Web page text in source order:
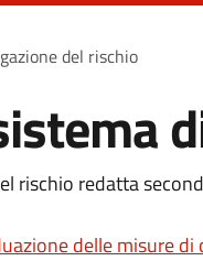
del rischio
rischio redatta
delle misure